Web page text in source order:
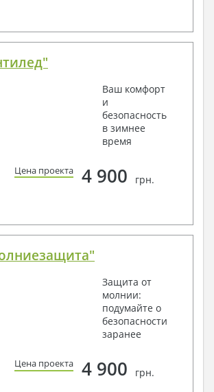
Ваш комфорт
и
безопасность
в зимнее
время
Цена проекта 4 900 грн.
Защита от
молнии:
подумайте о
безопасности
заранее
Цена проекта 4 900 грн.